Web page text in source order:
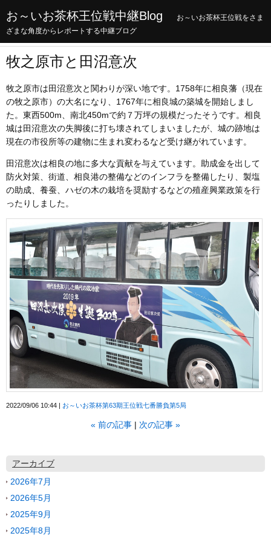
お～いお茶杯王位戦中継Blog
お～いお茶杯王位戦をさま
ざまな角度からレポートする中継ブログ
牧之原市と田沼意次
牧之原市は田沼意次と関わりが深い地です。1758年に相良藩（現在
の牧之原市）の大名になり、1767年に相良城の築城を開始しまし
た。東西500m、南北450mで約７万坪の規模だったそうです。相良
城は田沼意次の失脚後に打ち壊されてしまいましたが、城の跡地は
現在の市役所等の建物に生まれ変わるなど受け継がれています。
田沼意次は相良の地に多大な貢献を与えています。助成金を出して
防火対策、街道、相良港の整備などのインフラを整備したり、製塩
の助成、養蚕、ハゼの木の栽培を奨励するなどの殖産興業政策を行
ったりしました。
2022/09/06 10:44 お～いお茶杯第63期王位戦七番勝負第5局
« 前の記事 次の記事 »
アーカイブ
2026年7月
2026年5月
2025年9月
2025年8月